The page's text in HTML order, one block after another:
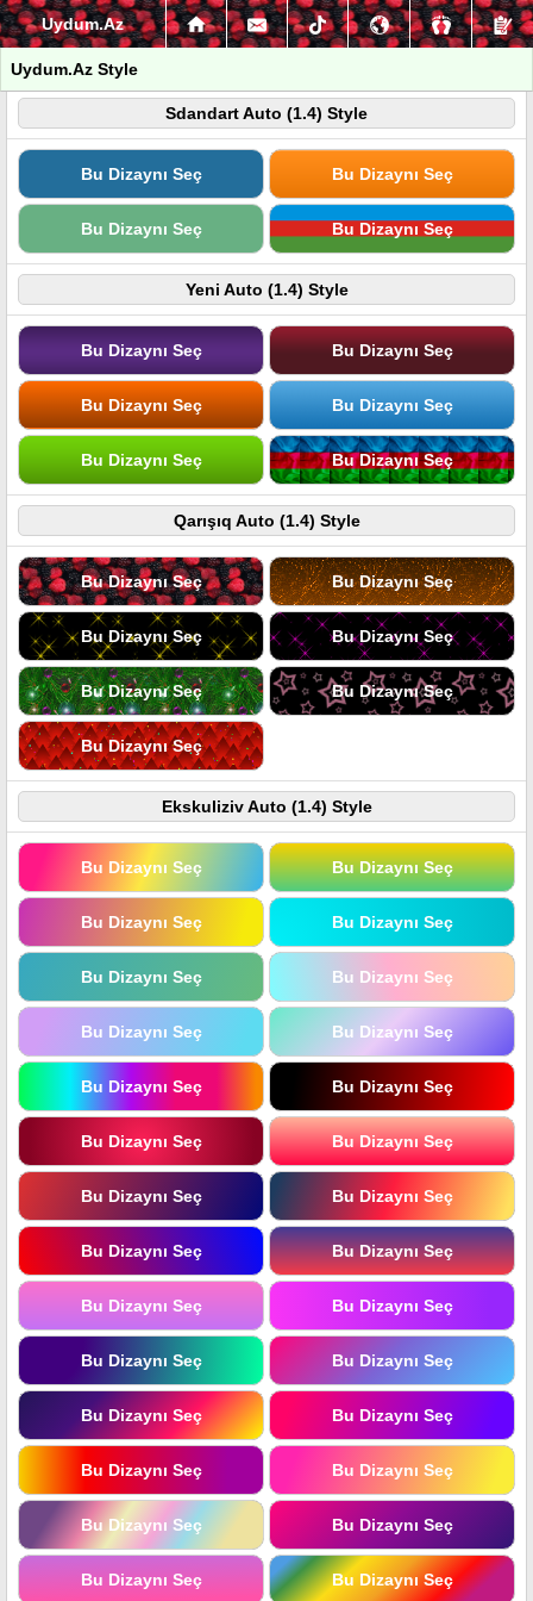
Uydum.Az
Uydum.Az Style
Sdandart Auto (1.4) Style
Bu Dizaynı Seç Bu Dizaynı Seç
Bu Dizaynı Seç Bu Dizaynı Seç
Yeni Auto (1.4) Style
Bu Dizaynı Seç Bu Dizaynı Seç
Bu Dizaynı Seç Bu Dizaynı Seç
Bu Dizaynı Seç Bu Dizaynı Seç
Qarışıq Auto (1.4) Style
Bu Dizaynı Seç Bu Dizaynı Seç
Bu Dizaynı Seç Bu Dizaynı Seç
Bu Dizaynı Seç Bu Dizaynı Seç
Bu Dizaynı Seç
Ekskuliziv Auto (1.4) Style
Bu Dizaynı Seç Bu Dizaynı Seç
Bu Dizaynı Seç Bu Dizaynı Seç
Bu Dizaynı Seç Bu Dizaynı Seç
Bu Dizaynı Seç Bu Dizaynı Seç
Bu Dizaynı Seç Bu Dizaynı Seç
Bu Dizaynı Seç Bu Dizaynı Seç
Bu Dizaynı Seç Bu Dizaynı Seç
Bu Dizaynı Seç Bu Dizaynı Seç
Bu Dizaynı Seç Bu Dizaynı Seç
Bu Dizaynı Seç Bu Dizaynı Seç
Bu Dizaynı Seç Bu Dizaynı Seç
Bu Dizaynı Seç Bu Dizaynı Seç
Bu Dizaynı Seç Bu Dizaynı Seç
Bu Dizaynı Seç Bu Dizaynı Seç